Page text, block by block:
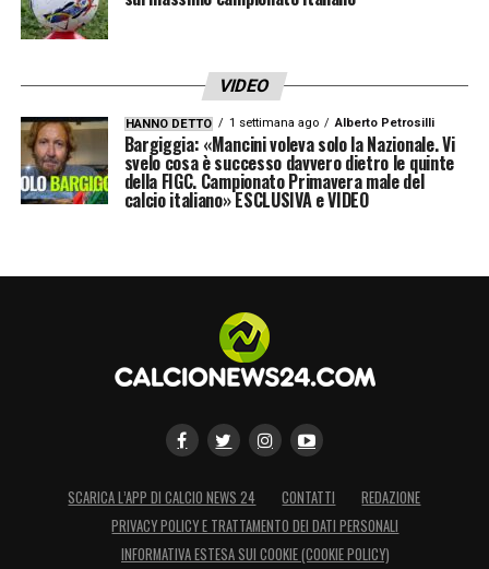
VIDEO
HANNO DETTO 1 settimana ago Alberto Petrosilli
Bargiggia: «Mancini voleva solo la Nazionale. Vi
svelo cosa è successo davvero dietro le quinte
della FIGC. Campionato Primavera male del
calcio italiano» ESCLUSIVA e VIDEO
SCARICA L’APP DI CALCIO NEWS 24 CONTATTI
REDAZIONE
PRIVACY POLICY E TRATTAMENTO DEI DATI PERSONALI
INFORMATIVA ESTESA SUI COOKIE (COOKIE POLICY)